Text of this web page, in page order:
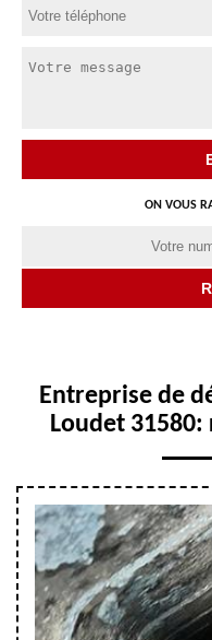
ON VOUS
Entreprise de
Loudet